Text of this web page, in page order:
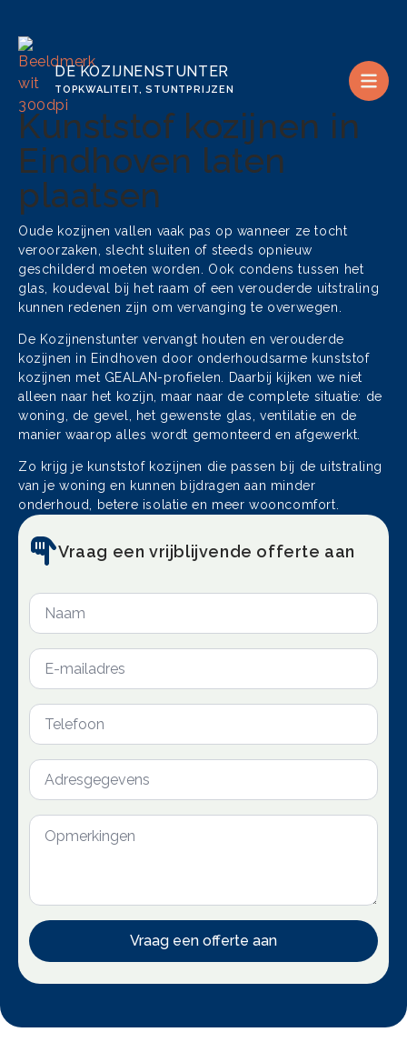
DE KOZIJNENSTUNTER
TOPKWALITEIT, STUNTPRIJZEN
Kunststof kozijnen in
Eindhoven laten
plaatsen
Oude kozijnen vallen vaak pas op wanneer ze tocht
veroorzaken, slecht sluiten of steeds opnieuw
geschilderd moeten worden. Ook condens tussen het
glas, koudeval bij het raam of een verouderde uitstraling
kunnen redenen zijn om vervanging te overwegen.
De Kozijnenstunter vervangt houten en verouderde
kozijnen in Eindhoven door onderhoudsarme kunststof
kozijnen met GEALAN-profielen. Daarbij kijken we niet
alleen naar het kozijn, maar naar de complete situatie: de
woning, de gevel, het gewenste glas, ventilatie en de
manier waarop alles wordt gemonteerd en afgewerkt.
Zo krijg je kunststof kozijnen die passen bij de uitstraling
van je woning en kunnen bijdragen aan minder
onderhoud, betere isolatie en meer wooncomfort.
Vraag een vrijblijvende offerte aan
Naam
E-
mailadres
*
Telefoon
Adresgegevens
Opmerkingen
Vraag een offerte aan